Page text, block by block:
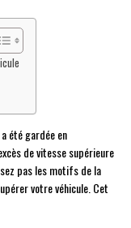
été gardée en
de vitesse supérieure
pas les motifs de la
votre véhicule. Cet